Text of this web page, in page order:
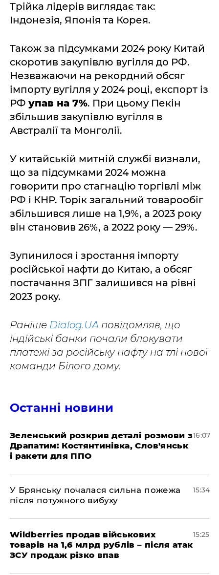
Трійка лідерів виглядає так:
Індонезія, Японія та Корея.
Також за підсумками 2024 року Китай
скоротив закупівлю вугілля до РФ.
Незважаючи на рекордний обсяг
імпорту вугілля у 2024 році, експорт із
РФ упав на 7%. При цьому Пекін
збільшив закупівлю вугілля в
Австралії та Монголії.
У китайській митній службі визнали,
що за підсумками 2024 можна
говорити про стагнацію торгівлі між
РФ і КНР. Торік загальний товарообіг
збільшився лише на 1,9%, а 2023 року
він становив 26%, а 2022 року — 29%.
Зупинилося і зростання імпорту
російської нафти до Китаю, а обсяг
постачання ЗПГ залишився на рівні
2023 року.
Раніше Dialog.UA повідомляв, що
індійські банки почали блокувати
платежі за російську нафту на тлі нової
команди Білого дому.
Останні новини
Зеленський розкрив деталі розмови з
Драпатим: Костянтинівка, Слов'янськ
і ракети для ППО
16:07
У Брянську почалася сильна пожежа
після потужного вибуху
15:34
Wildberries продав військових
товарів на 1,6 млрд рублів – після атак
ЗСУ продаж різко впав
15:25